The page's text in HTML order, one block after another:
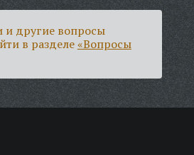
и другие вопросы
в разделе«Вопросы